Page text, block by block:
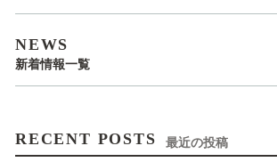
NEWS
新着情報一覧
RECENT POSTS 最近の投稿